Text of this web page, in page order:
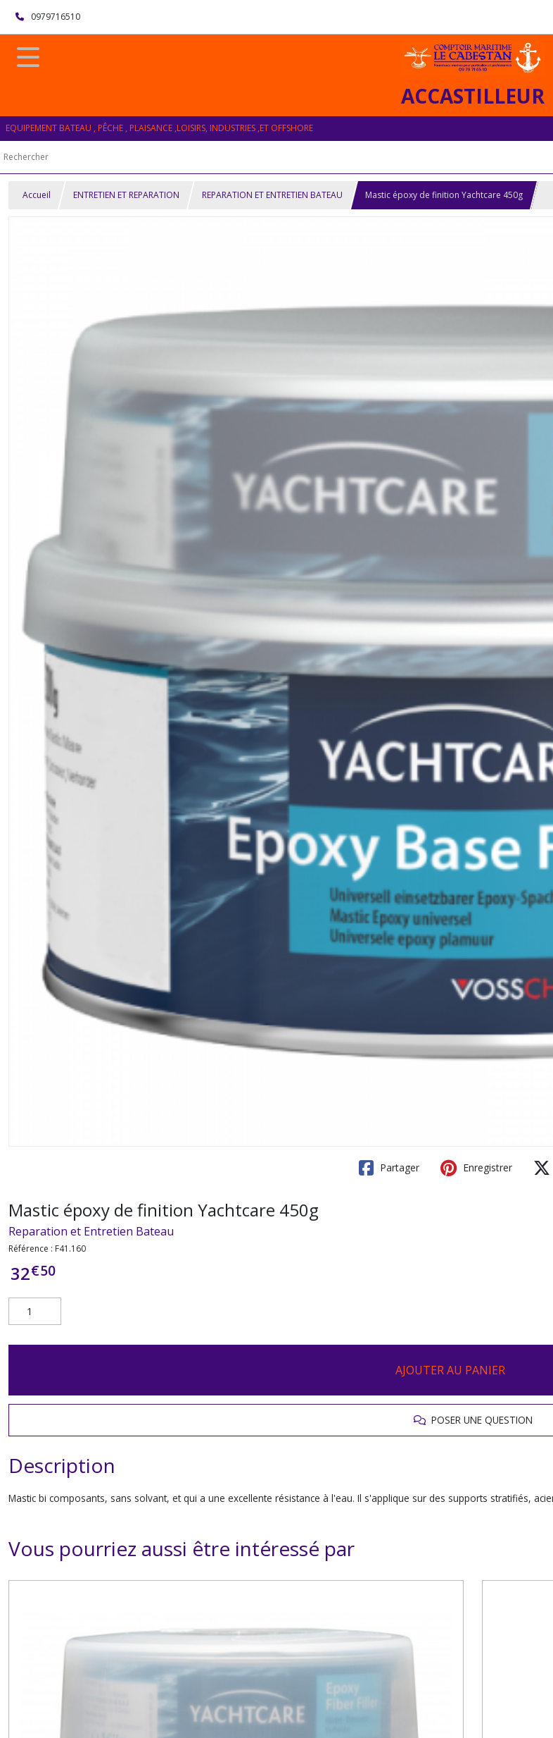
0979716510
ACCASTILLEUR
EQUIPEMENT BATEAU , PÊCHE , PLAISANCE ,LOISIRS, INDUSTRIES ,ET OFFSHORE
Accueil ENTRETIEN ET REPARATION REPARATION ET ENTRETIEN BATEAU Mastic époxy de finition Yachtcare 450g
Partager Enregistrer
Mastic époxy de finition Yachtcare 450g
Reparation et Entretien Bateau
Référence : F41.160
32€50
AJOUTER AU PANIER
POSER UNE QUESTION
Description
Mastic bi composants, sans solvant, et qui a une excellente résistance à l'eau. Il s'applique sur des supports stratifiés,
Vous pourriez aussi être intéressé par